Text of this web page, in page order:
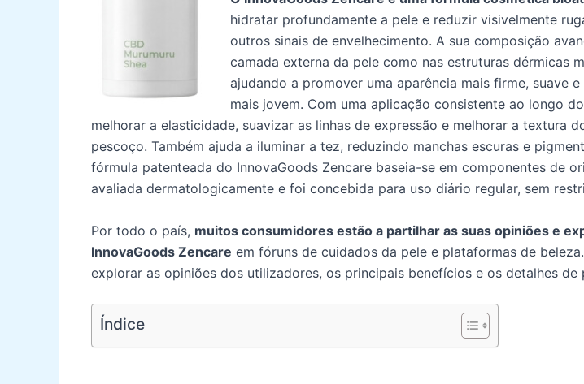
hidratar profundamente a pele e reduzir visivelmente
outros sinais de envelhecimento. A sua composição
camada externa da pele como nas estruturas dérmicas
ajudando a promover uma aparência mais firme, suave
mais jovem. Com uma aplicação consistente ao longo
melhorar a elasticidade, suavizar as linhas de expressão e melhorar a textura
pescoço. Também ajuda a iluminar a tez, reduzindo manchas escuras e
fórmula patenteada do InnovaGoods Zencare baseia-se em componentes de
avaliada dermatologicamente e foi concebida para uso diário regular, sem
Por todo o país, muitos consumidores estão a partilhar as suas opiniões e
InnovaGoods Zencare em fóruns de cuidados da pele e plataformas de
explorar as opiniões dos utilizadores, os principais benefícios e os detalhes de
Índice